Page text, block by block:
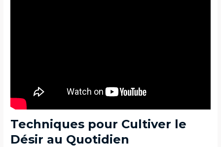
Techniques pour Cultiver le
Désir au Quotidien